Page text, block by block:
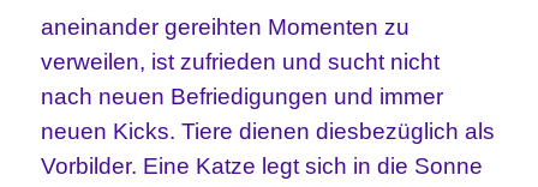
aneinander gereihten Momenten zu
verweilen, ist zufrieden und sucht nicht
nach neuen Befriedigungen und immer
neuen Kicks. Tiere dienen diesbezüglich als
Vorbilder. Eine Katze legt sich in die Sonne